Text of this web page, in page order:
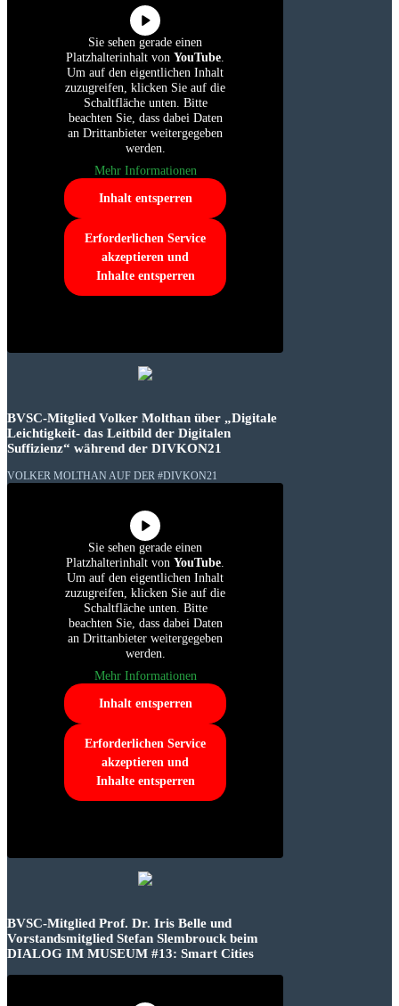
Sie sehen gerade einen
Platzhalterinhalt von YouTube.
Um auf den eigentlichen Inhalt
zuzugreifen, klicken Sie auf die
Schaltfläche unten. Bitte
beachten Sie, dass dabei Daten
an Drittanbieter weitergegeben
werden.
Mehr Informationen
Inhalt entsperren
Erforderlichen Service
akzeptieren und
Inhalte entsperren
BVSC-Mitglied Volker Molthan über „Digitale
Leichtigkeit- das Leitbild der Digitalen
Suffizienz“ während der DIVKON21
VOLKER MOLTHAN AUF DER #DIVKON21
Sie sehen gerade einen
Platzhalterinhalt von YouTube.
Um auf den eigentlichen Inhalt
zuzugreifen, klicken Sie auf die
Schaltfläche unten. Bitte
beachten Sie, dass dabei Daten
an Drittanbieter weitergegeben
werden.
Mehr Informationen
Inhalt entsperren
Erforderlichen Service
akzeptieren und
Inhalte entsperren
BVSC-Mitglied Prof. Dr. Iris Belle und
Vorstandsmitglied Stefan Slembrouck beim
DIALOG IM MUSEUM #13: Smart Cities